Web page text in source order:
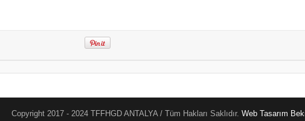
Copyright 2017 - 2024 TFFHGD ANTALYA / Tüm Hakları Saklıdır. Web Tasarım